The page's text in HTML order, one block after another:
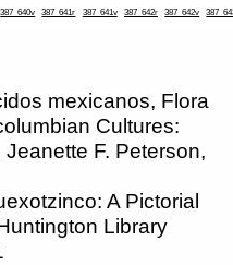
387_640v 387_641r 387_641v 387_642r 387_642v
mexicanos, Flora
Cultures:
F. Peterson,
A Pictorial
Library